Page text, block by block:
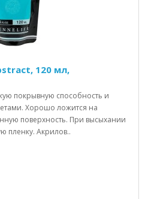
120 мл,
покрывную способность и
Хорошо ложится на
поверхность. При высыхании
пленку. Акрилов..